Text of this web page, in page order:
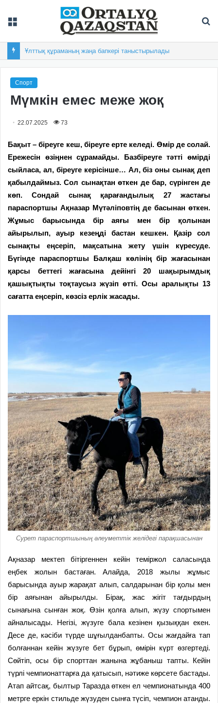
Ұлттық құраманың жаңа бапкері таныстырылады
Спорт
Мүмкін емес меже жоқ
22.07.2025 73
Бақыт – біреуге кеш, біреуге ерте келеді. Өмір де солай.
Ережесін өзіңнен сұрамайды. Базбіреуге тәтті өмірді
сыйласа, ал, біреуге керісінше… Ал, біз оны сынақ деп
қабылдаймыз. Сол сынақтан өткен де бар, сүрінген де
көп. Сондай сынақ қарағандылық 27 жастағы
параспортшы Ақназар Мүтәліповтің де басынан өткен.
Жұмыс барысында бір аяғы мен бір қолынан
айырылып, ауыр кезеңді бастан кешкен. Қазір сол
сынақты еңсеріп, мақсатына жету үшін күресуде.
Бүгінде параспортшы Балқаш көлінің бір жағасынан
қарсы беттегі жағасына дейінгі 20 шақырымдық
қашықтықты тоқтаусыз жүзіп өтті. Осы аралықты 13
сағатта еңсеріп, көзсіз ерлік жасады.
Сурет параспортшының әлеуметтік желідегі парақшасынан
Ақназар мектеп бітіргеннен кейін теміржол саласында
еңбек жолын бастаған. Алайда, 2018 жылы жұмыс
барысында ауыр жарақат алып, салдарынан бір қолы мен
бір аяғынан айырылды. Бірақ, жас жігіт тағдырдың
сынағына сынған жоқ. Өзін қолға алып, жүзу спортымен
айналысады. Негізі, жүзуге бала кезінен қызыққан екен.
Десе де, кәсіби түрде шұғылданбапты. Осы жағдайға тап
болғаннан кейін жүзуге бет бұрып, өмірін күрт өзгертеді.
Сөйтіп, осы бір спорттан жанына жұбаныш тапты. Кейін
түрлі чемпионаттарға да қатысып, нәтиже көрсете бастады.
Атап айтсақ, былтыр Таразда өткен ел чемпионатында 400
метрге еркін стильде жүзуден сынға түсіп, чемпион атанды.